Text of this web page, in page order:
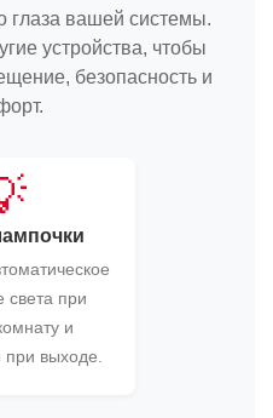
глаза вашей системы.
устройства, чтобы
безопасность и
света при
и
выходе.